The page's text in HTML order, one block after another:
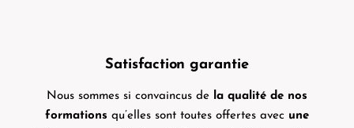
Satisfaction garantie
Nous sommes si convaincus de
la qualité de nos
formations qu’elles sont toutes offertes avec une